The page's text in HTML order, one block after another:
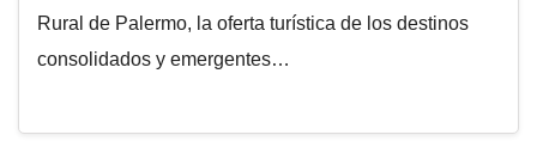
Rural de Palermo, la oferta turística de los destinos
consolidados y emergentes…